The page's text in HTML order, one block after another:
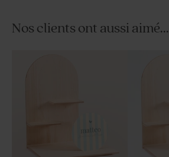
Nos clients ont aussi aimé...